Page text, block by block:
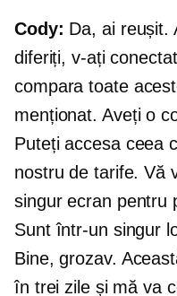
Cody: Da, ai reușit.
diferiți, v-ați
compara toate
menționat. Aveți o
Puteți accesa ceea
nostru de tarife. Vă
singur ecran pentru
Sunt într-un singur
Bine, grozav.
în trei zile și mă va